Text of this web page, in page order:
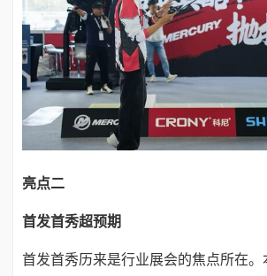
亮点二
首发首秀超预期
首发首秀历来是行业展会的焦点所在。